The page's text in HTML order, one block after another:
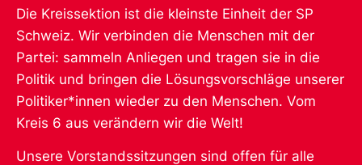
Die Kreissektion ist die kleinste Einheit der SP
Schweiz. Wir verbinden die Menschen mit der
Partei: sammeln Anliegen und tragen sie in die
Politik und bringen die Lösungsvorschläge unserer
Politiker*innen wieder zu den Menschen. Vom
Kreis 6 aus verändern wir die Welt!
Unsere Vorstandssitzungen sind offen für alle